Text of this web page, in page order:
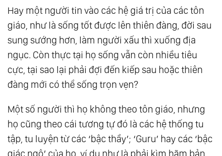
Hay một người tin vào các hệ giá trị của các tôn
giáo, như là sống tốt được lên thiên đàng, đời sau
sung sướng hơn, làm người xấu thì xuống địa
ngục. Còn thực tại họ sống vẫn còn nhiều tiêu
cực, tại sao lại phải đợi đến kiếp sau hoặc thiên
đàng mới có thể sống trọn vẹn?
Một số người thì họ không theo tôn giáo, nhưng
họ cũng theo cái tương tự đó là các hệ thống tu
tập, tu luyện từ các ‘bậc thầy’; ‘Guru’ hay các ‘bậc
giác ngộ’ của họ, ví dụ như là phải kìm hãm bản